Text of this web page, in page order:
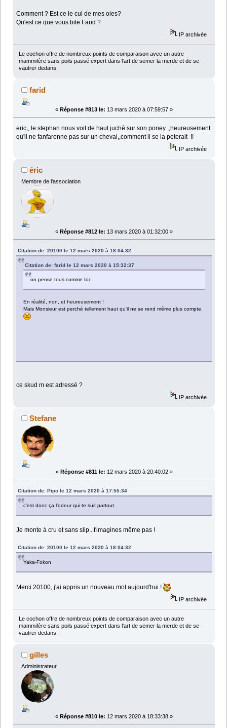
Comment ? Est ce le cul de mes oies?
Qu'est ce que vous bite Farid ?
IP archivée
Le cochon offre de nombreux points de comparaison avec un autre
mammifère sans poils passé expert dans l'art de semer la merde et de se
vautrer dedans.
farid
« Réponse #813 le: 13 mars 2020 à 07:59:57 »
eric,, le stephan nous voit de haut juchè sur son poney ,,heureusement
qu'il ne fanfaronne pas sur un cheval,,comment il se la peterait !!
IP archivée
éric
Membre de l'association
« Réponse #812 le: 13 mars 2020 à 01:32:00 »
Citation de: 20100 le 12 mars 2020 à 18:04:32
Citation de: farid le 12 mars 2020 à 15:32:37
on pense tous comme toi
En réalité, non, et heureusement !
Mais Monsieur est perché tellement haut qu'il ne se rend même plus compte.
ce skud m est adressé ?
IP archivée
Stefane
« Réponse #811 le: 12 mars 2020 à 20:40:02 »
Citation de: Pipo le 12 mars 2020 à 17:55:34
c'est donc ça l'odeur qui te suit partout.
Je monte à cru et sans slip...t'imagines même pas !
Citation de: 20100 le 12 mars 2020 à 18:04:32
Yaka-Fokon
Merci 20100, j'ai appris un nouveau mot aujourd'hui !
IP archivée
Le cochon offre de nombreux points de comparaison avec un autre
mammifère sans poils passé expert dans l'art de semer la merde et de se
vautrer dedans.
gilles
Administrateur
« Réponse #810 le: 12 mars 2020 à 18:33:38 »